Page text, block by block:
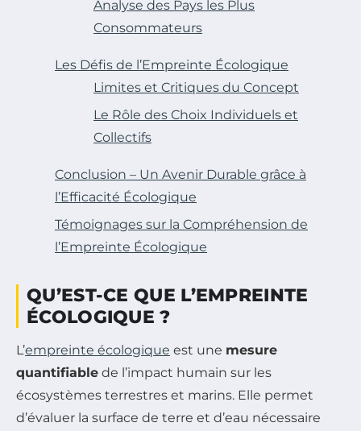
Analyse des Pays les Plus
Consommateurs
Les Défis de l’Empreinte Écologique
Limites et Critiques du Concept
Le Rôle des Choix Individuels et
Collectifs
Conclusion – Un Avenir Durable grâce à
l’Efficacité Écologique
Témoignages sur la Compréhension de
l’Empreinte Écologique
QU’EST-CE QUE L’EMPREINTE
ÉCOLOGIQUE ?
L’empreinte écologique est une mesure
quantifiable de l’impact humain sur les
écosystèmes terrestres et marins. Elle permet
d’évaluer la surface de terre et d’eau nécessaire